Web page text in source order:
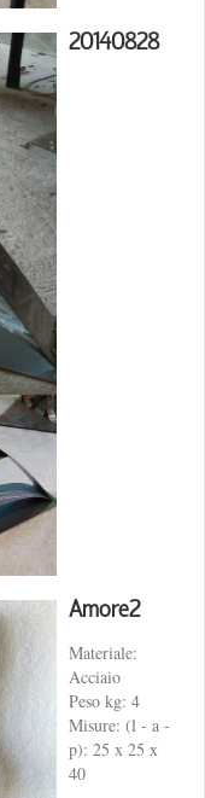
20140828
Amore2
Materiale:
Acciaio
Peso kg: 4
Misure: (l - a -
p): 25 x 25 x
40